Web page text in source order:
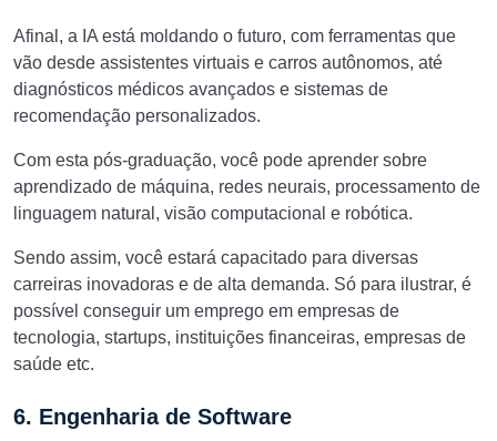
Afinal, a IA está moldando o futuro, com ferramentas que
vão desde assistentes virtuais e carros autônomos, até
diagnósticos médicos avançados e sistemas de
recomendação personalizados.
Com esta pós-graduação, você pode aprender sobre
aprendizado de máquina, redes neurais, processamento de
linguagem natural, visão computacional e robótica.
Sendo assim, você estará capacitado para diversas
carreiras inovadoras e de alta demanda. Só para ilustrar, é
possível conseguir um emprego em empresas de
tecnologia, startups, instituições financeiras, empresas de
saúde etc.
6. Engenharia de Software